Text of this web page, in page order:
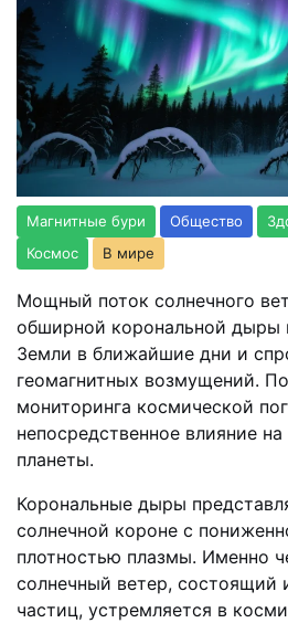
Магнитные бури Общество
Космос
В мире
Мощный поток солнечного
обширной корональной дыры
Земли в ближайшие дни и
геомагнитных возмущений.
мониторинга космической
непосредственное влияние
планеты.
Корональные дыры
солнечной короне с
плотностью плазмы. Именно
солнечный ветер, состоящий
частиц, устремляется в